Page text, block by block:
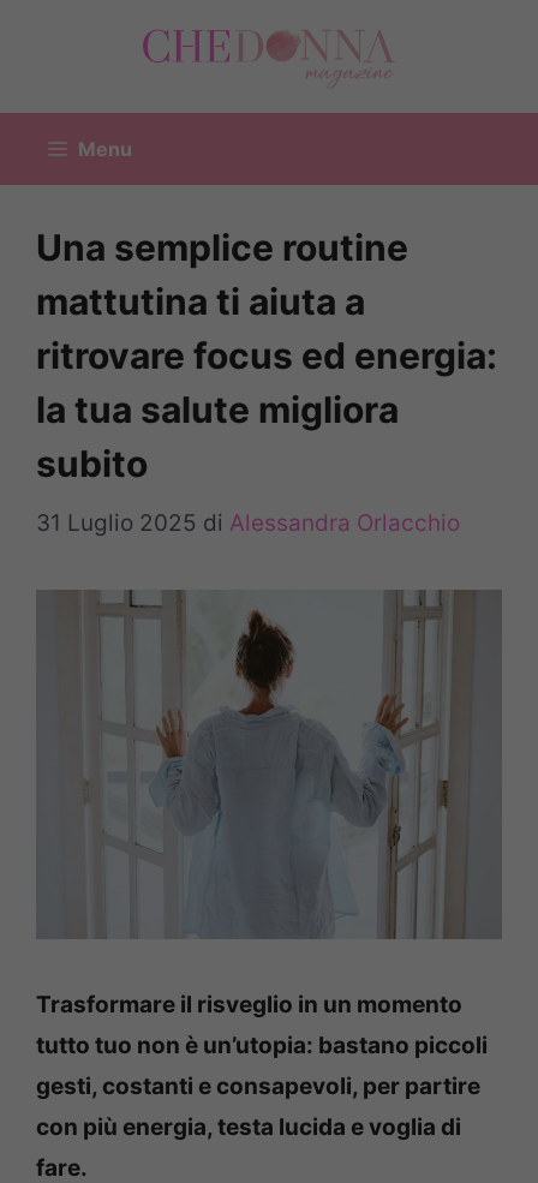
Menu
Una semplice routine
mattutina ti aiuta a
ritrovare focus ed energia:
la tua salute migliora
subito
31 Luglio 2025 di Alessandra Orlacchio
Trasformare il risveglio in un momento
tutto tuo non è un’utopia: bastano piccoli
gesti, costanti e consapevoli, per partire
con più energia, testa lucida e voglia di
fare.